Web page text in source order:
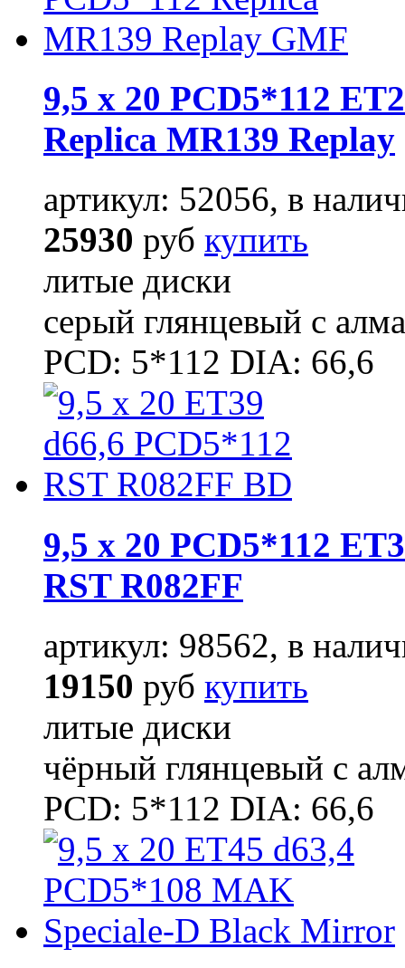
9,5 x 20 PCD5*112
Replica MR139 Replay
артикул: 52056, в
25930 руб купить
литые диски
серый глянцевый с
PCD: 5*112 DIA: 66,6
9,5 x 20 PCD5*112
RST R082FF
артикул: 98562, в
19150 руб купить
литые диски
чёрный глянцевый с
PCD: 5*112 DIA: 66,6